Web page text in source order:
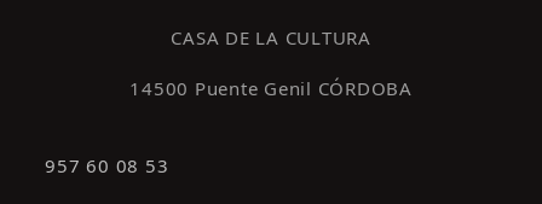
CASA DE LA CULTURA
14500 Puente Genil CÓRDOBA
957 60 08 53